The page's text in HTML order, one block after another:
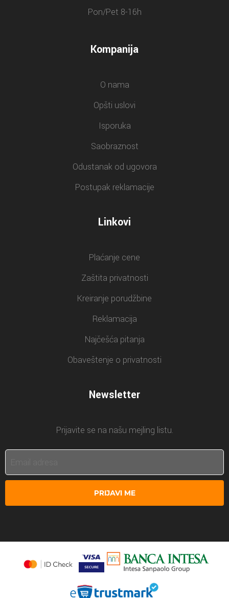
Pon/Pet 8-16h
Kompanija
O nama
Opšti uslovi
Isporuka
Saobraznost
Odustanak od ugovora
Postupak reklamacije
Linkovi
Plaćanje cene
Zaštita privatnosti
Kreiranje porudžbine
Reklamacija
Najčešća pitanja
Obaveštenje o privatnosti
Newsletter
Prijavite se na našu mejling listu.
PRIJAVI ME